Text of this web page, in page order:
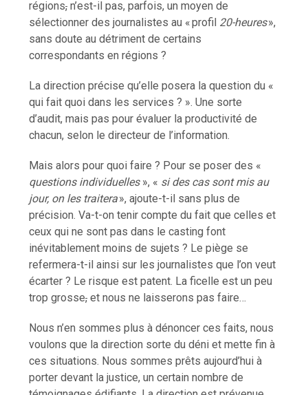
régions, n’est-il pas, parfois, un moyen de
sélectionner des journalistes au « profil 20-heures»,
sans doute au détriment de certains
correspondants en régions ?
La direction précise qu’elle posera la question du «
qui fait quoi dans les services ? ». Une sorte
d’audit, mais pas pour évaluer la productivité de
chacun, selon le directeur de l’information.
Mais alors pour quoi faire ? Pour se poser des «
questions individuelles », « si des cas sont mis au
jour, on les traitera», ajoute-t-il sans plus de
précision. Va-t-on tenir compte du fait que celles et
ceux qui ne sont pas dans le casting font
inévitablement moins de sujets ? Le piège se
refermera-t-il ainsi sur les journalistes que l’on veut
écarter ? Le risque est patent. La ficelle est un peu
trop grosse, et nous ne laisserons pas faire…
Nous n’en sommes plus à dénoncer ces faits, nous
voulons que la direction sorte du déni et mette fin à
ces situations. Nous sommes prêts aujourd’hui à
porter devant la justice, un certain nombre de